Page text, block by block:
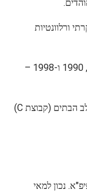
ורלוונטיות
היסטורית, שתי הנבחרות נפגשו ב-1974, 1982, 1990 ו-1998 –
המשחק גם עשוי להיות מכריע – ההקשר של שלב הבתים (קבוצת C)
נכון למאי